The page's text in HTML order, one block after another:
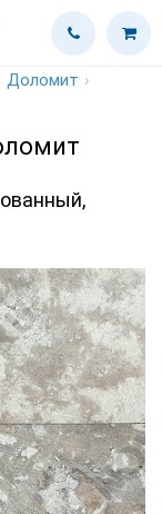
Доломит ›